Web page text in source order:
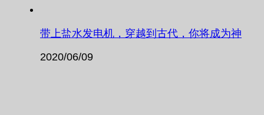
带上盐水发电机，穿越到古代，你将成为神
2020/06/09